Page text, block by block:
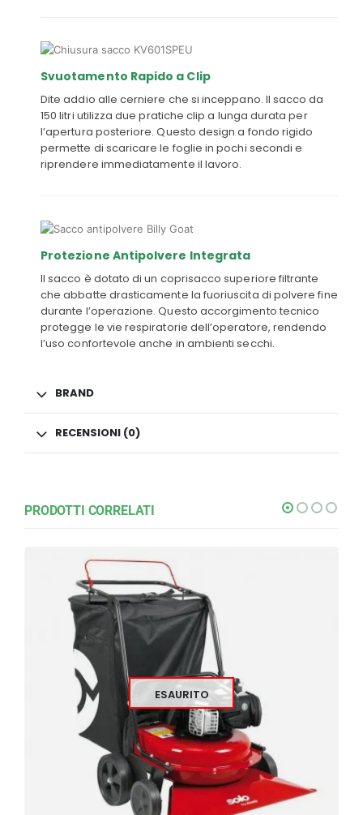
Svuotamento Rapido a Clip
Dite addio alle cerniere che si inceppano. Il sacco da
150 litri utilizza due pratiche clip a lunga durata per
l’apertura posteriore. Questo design a fondo rigido
permette di scaricare le foglie in pochi secondi e
riprendere immediatamente il lavoro.
Protezione Antipolvere Integrata
Il sacco è dotato di un coprisacco superiore filtrante
che abbatte drasticamente la fuoriuscita di polvere fine
durante l’operazione. Questo accorgimento tecnico
protegge le vie respiratorie dell’operatore, rendendo
l’uso confortevole anche in ambienti secchi.
BRAND
RECENSIONI (0)
PRODOTTI CORRELATI
ESAURITO